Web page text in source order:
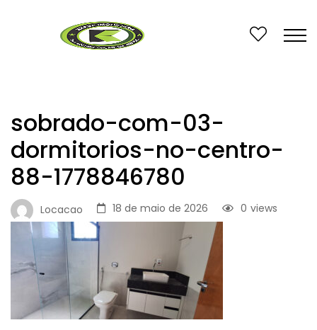
sobrado-com-03-
dormitorios-no-centro-
88-1778846780
Locacao 18 de maio de 2026 views
0